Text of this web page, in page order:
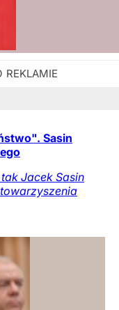
Sasin
Jacek Sasin